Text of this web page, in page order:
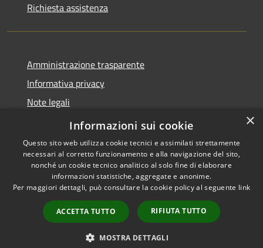
Richiesta assistenza
Amministrazione trasparente
Informativa privacy
Note legali
Dichiarazione di accessibilità
Accessibilità
Copyright © 2026 • Comune di
Campiglia dei Berici • Powered
byMunicipium
Accesso
redazione
×
Informazioni sui cookie
Questo sito web utilizza cookie tecnici e assimilati strettamente
necessari al corretto funzionamento e alla navigazione del sito,
nonché un cookie tecnico analitico al solo fine di elaborare
informazioni statistiche, aggregate e anonime.
Per maggiori dettagli, può consultare la cookie policy al seguente link
ACCETTA TUTTO RIFIUTA TUTTO
MOSTRA DETTAGLI